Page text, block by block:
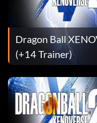
Dragon Ball
(+14 Trainer)